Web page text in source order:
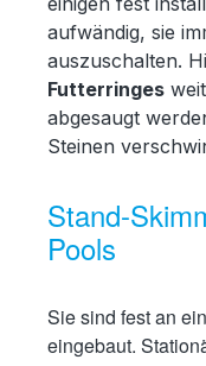
aufwändig, sie
auszuschalten.
Futterringes
abgesaugt
Steinen
Stand-
Pools
Sie sind fest an
eingebaut.